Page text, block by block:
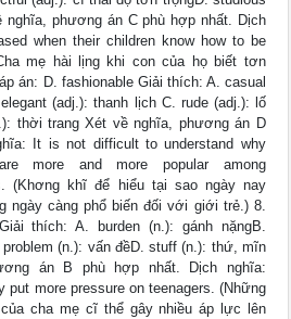
nghĩa, phương án C phù hợp nhất. Dịch
when their children know how to be
mẹ hài lịng khi con của họ biết tơn
án: D. fashionable Giải thích: A. casual
(adj.): thanh lịch C. rude (adj.): lố
thời trang Xét về nghĩa, phương án D
It is not difficult to understand why
more and more popular among
(Khơng khĩ để hiểu tại sao ngày nay
ngày càng phổ biến đối với giới trẻ.) 8.
thích: A. burden (n.): gánh nặngB.
(n.): vấn đềD. stuff (n.): thứ, mĩn
án B phù hợp nhất. Dịch nghĩa:
put more pressure on teenagers. (Những
cha mẹ cĩ thể gây nhiều áp lực lên